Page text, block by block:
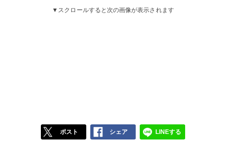
▼スクロールすると次の画像が表示されます
ポスト シェア LINEする